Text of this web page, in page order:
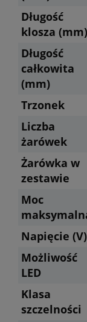
Długość
klosza (mm)
Długość
całkowita
(mm)
Trzonek
Liczba
żarówek
Żarówka w
zestawie
Moc
Napięcie (V)
Możliwość
LED
Klasa
szczelności